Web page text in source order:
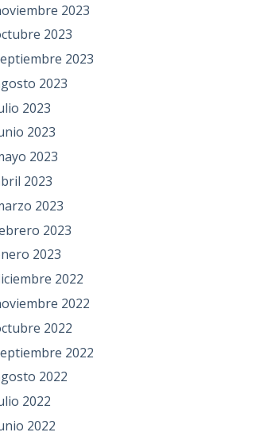
2023
2023
2023
2023
2023
2023
2023
2023
2023
2023
2023
2022
2022
2022
2022
2022
2022
2022